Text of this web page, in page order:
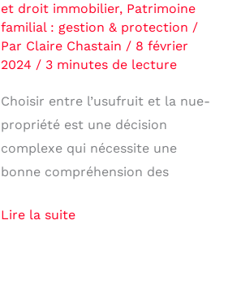
et droit immobilier, Patrimoine
familial : gestion & protection /
Par Claire Chastain / 8 février
2024 /3 minutes de lecture
Choisir entre l’usufruit et la nue-
propriété est une décision
complexe qui nécessite une
bonne compréhension des
Lire la suite